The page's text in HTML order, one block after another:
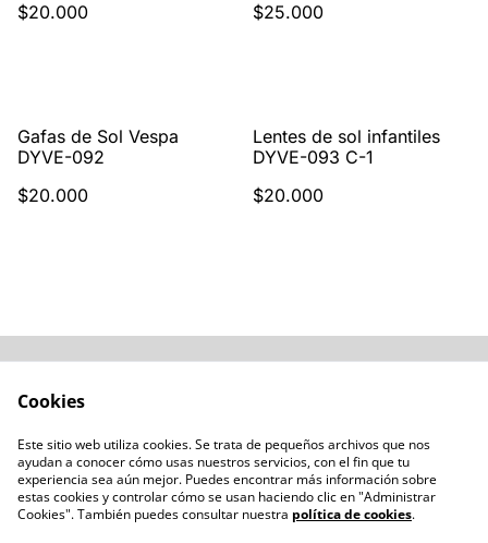
$20.000
$25.000
Gafas de Sol Vespa
DYVE-092
$20.000
Lentes de sol infantiles
DYVE-093 C-1
$20.000
Condiciones
Política de Privacidad
Política de Cookies
Blogs
Cookies
Este sitio web utiliza cookies. Se trata de pequeños archivos que nos
ayudan a conocer cómo usas nuestros servicios, con el fin que tu
experiencia sea aún mejor. Puedes encontrar más información sobre
estas cookies y controlar cómo se usan haciendo clic en "Administrar
Cookies". También puedes consultar nuestra política de cookies.